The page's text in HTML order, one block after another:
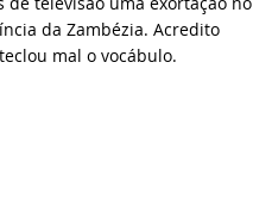
da Zambézia. Acredito
mal o vocábulo.